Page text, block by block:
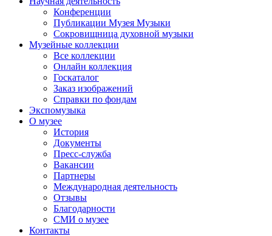
Конференции
Публикации Музея Музыки
Сокровищница духовной музыки
Музейные коллекции
Все коллекции
Онлайн коллекция
Госкаталог
Заказ изображений
Справки по фондам
Экспомузыка
О музее
История
Документы
Пресс-служба
Вакансии
Партнеры
Международная деятельность
Отзывы
Благодарности
СМИ о музее
Контакты